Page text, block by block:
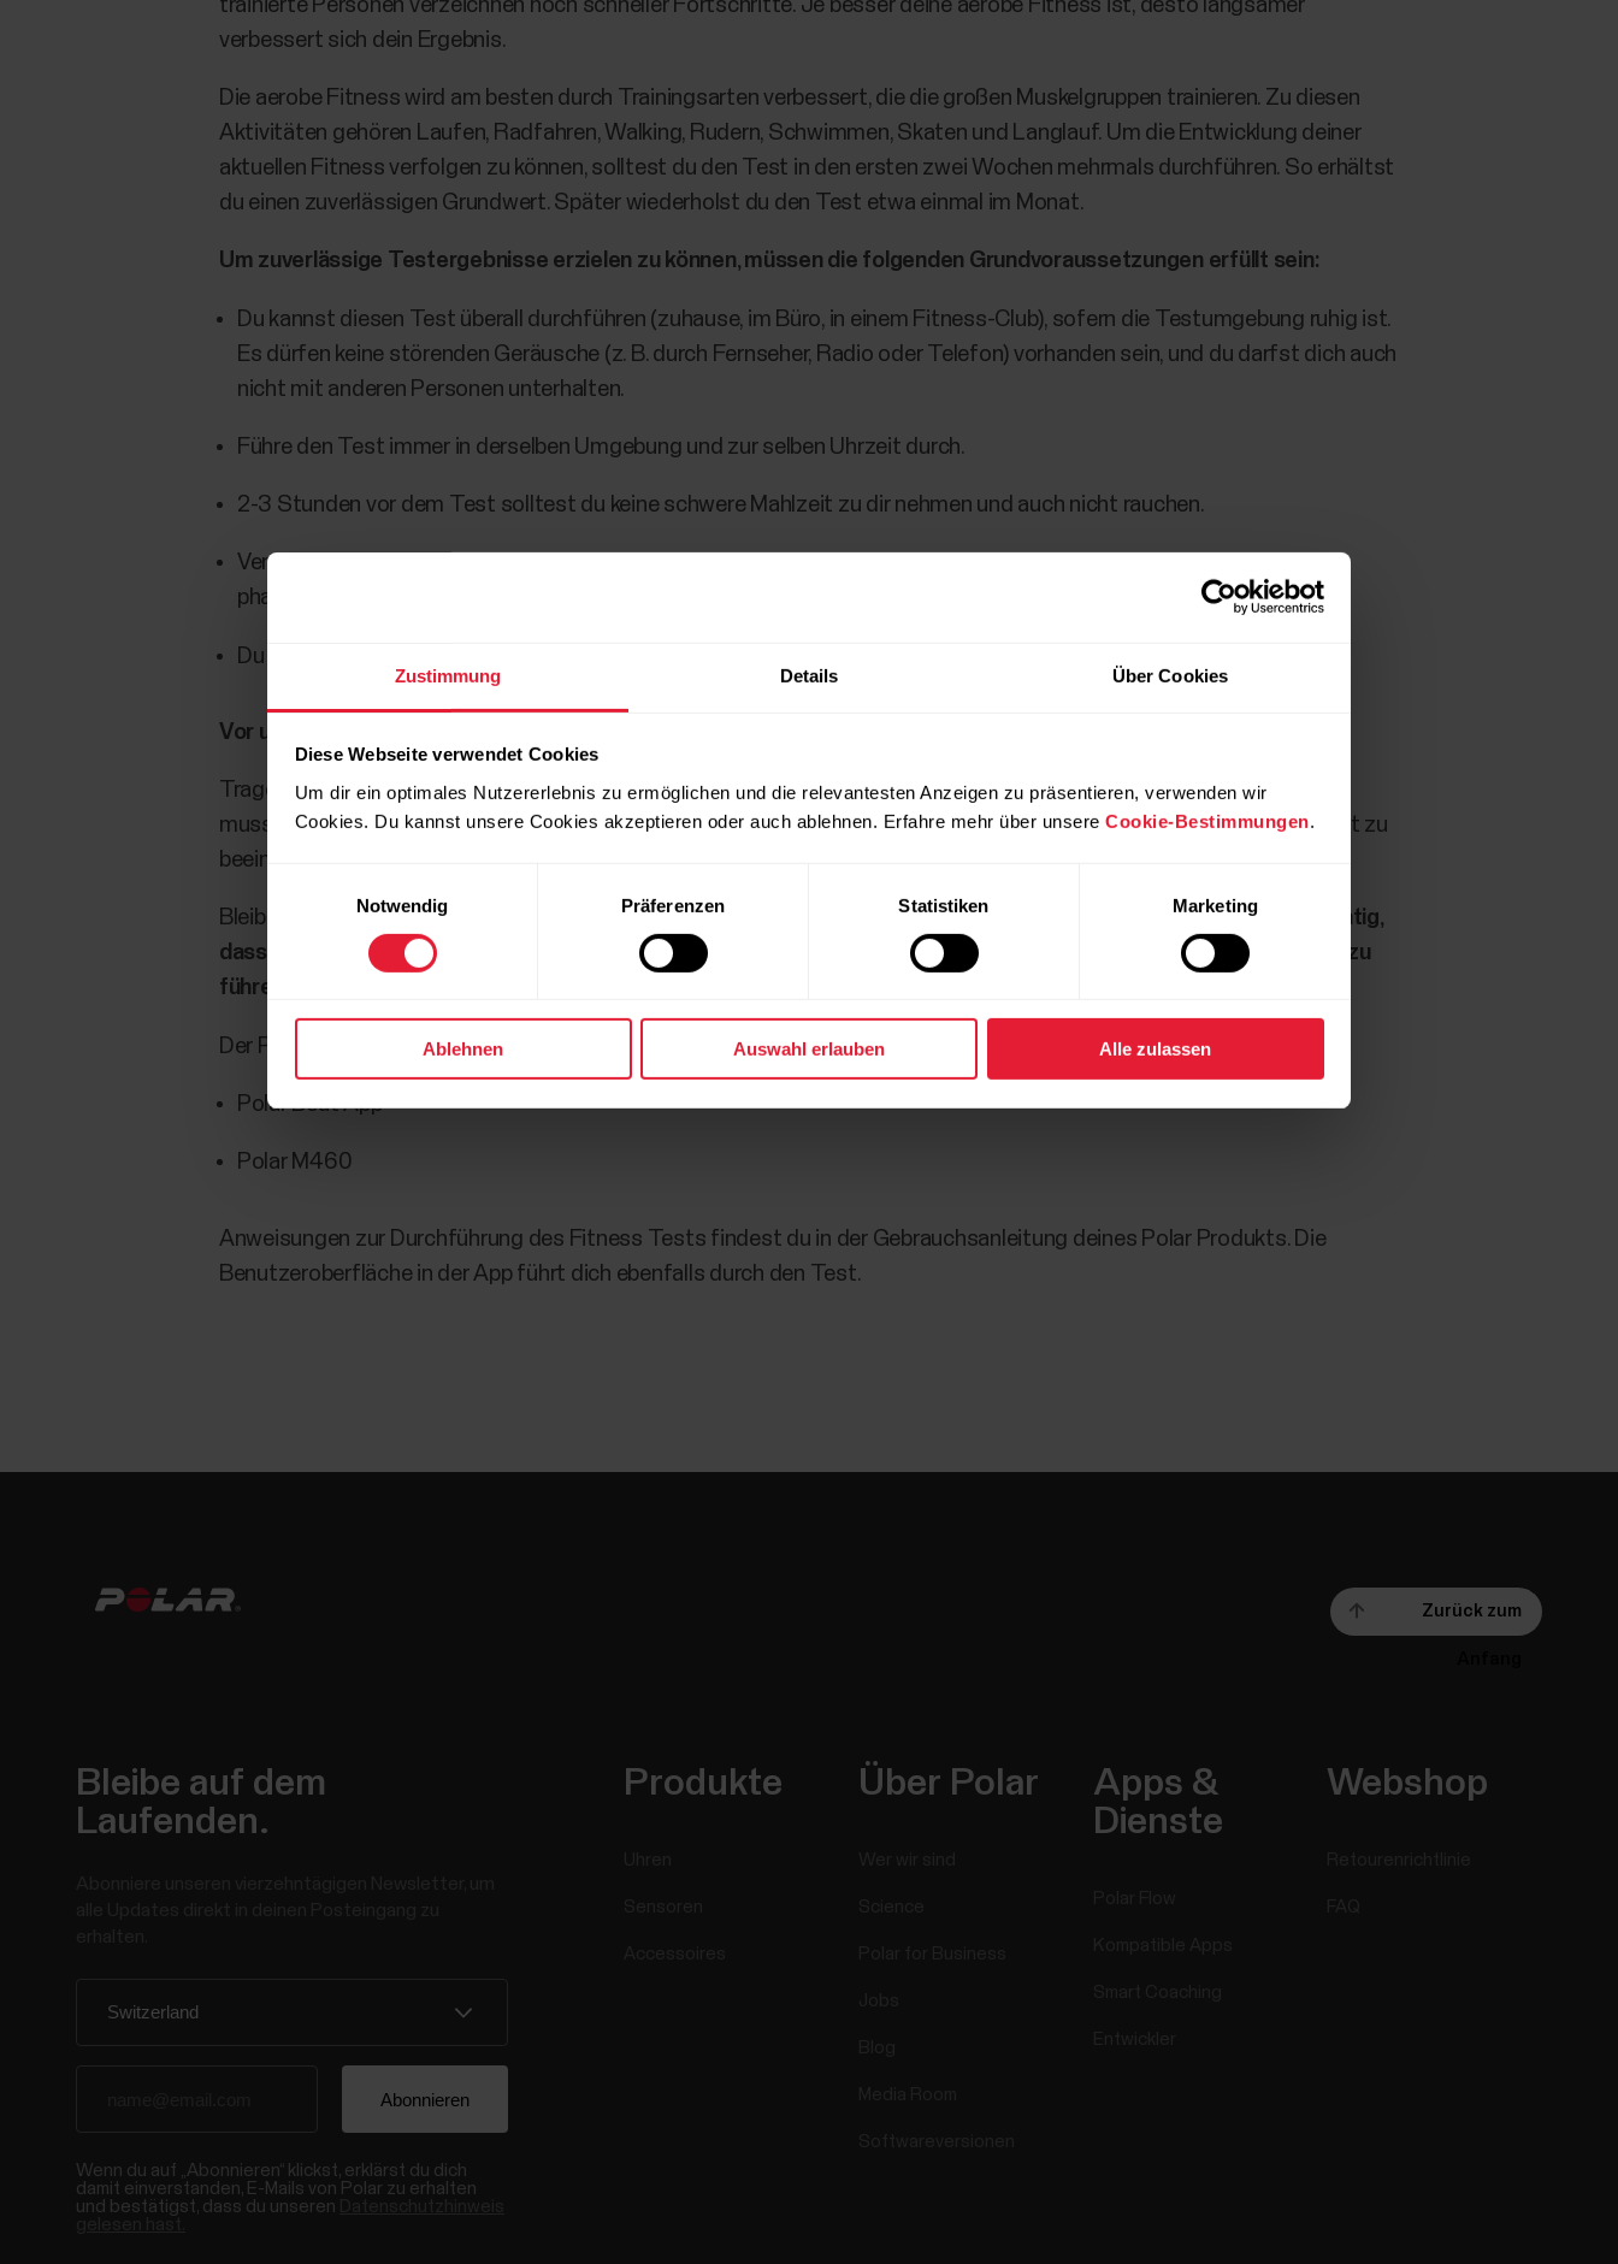
Zustimmung Details Über Cookies
Diese Webseite verwendet Cookies
Um dir ein optimales Nutzererlebnis zu ermöglichen und die relevantesten Anzeigen zu präsentieren, verwenden wir
Cookies. Du kannst unsere Cookies akzeptieren oder auch ablehnen. Erfahre mehr über unsere Cookie-Bestimmungen.
Notwendig
Präferenzen Statistiken Marketing
Ablehnen Auswahl erlauben Alle zulassen
trainierte Personen verzeichnen noch schneller Fortschritte. Je besser deine aerobe Fitness ist, desto langsamer
verbessert sich dein Ergebnis.
Die aerobe Fitness wird am besten durch Trainingsarten verbessert, die die großen Muskelgruppen trainieren. Zu diesen
Aktivitäten gehören Laufen, Radfahren, Walking, Rudern, Schwimmen, Skaten und Langlauf. Um die Entwicklung deiner
aktuellen Fitness verfolgen zu können, solltest du den Test in den ersten zwei Wochen mehrmals durchführen. So erhältst
du einen zuverlässigen Grundwert. Später wiederholst du den Test etwa einmal im Monat.
Um zuverlässige Testergebnisse erzielen zu können, müssen die folgenden Grundvoraussetzungen erfüllt sein:
Du kannst diesen Test überall durchführen (zuhause, im Büro, in einem Fitness-Club), sofern die Testumgebung ruhig ist.
Es dürfen keine störenden Geräusche (z. B. durch Fernseher, Radio oder Telefon) vorhanden sein, und du darfst dich auch
nicht mit anderen Personen unterhalten.
Führe den Test immer in derselben Umgebung und zur selben Uhrzeit durch.
2-3 Stunden vor dem Test solltest du keine schwere Mahlzeit zu dir nehmen und auch nicht rauchen.
Vermeide am Vortag und am Tag des Tests schwere körperliche Aktivitäten, alkoholische Getränke und
pharmazeutische Stimulanzien.
Du solltest entspannt und ruhig sein. Lege dich vor Beginn des Tests hin und entspanne dich 1-3 Minuten lang.
Vor und während des Tests
Trage deinen OH1 eng anliegend an deinem Unter- oder Oberarm. Der optische Herzfrequenz-Sensor am OH1 Sensor
muss konstant in Kontakt mit der Haut sein. Das Armband darf jedoch nicht zu fest sitzen, um die Blutzirkulation nicht zu
beeinträchtigen.
Bleibe entspannt, bewege dich möglichst wenig und vermeide es, mit anderen Personen zu kommunizieren.Es ist wichtig,
dass du dich während des Tests so wenig wie bewegst, da auch kleine Bewegungen den Test beeinflussen und dazu
führen können, dass er fehlschlägt.
Der Polar Fitness Test kann mit dem OH1 mithilfe der folgenden Polar Geräte/Apps durchgeführt werden:
Polar Beat App
Polar M460
Anweisungen zur Durchführung des Fitness Tests findest du in der Gebrauchsanleitung deines Polar Produkts. Die
Benutzeroberfläche in der App führt dich ebenfalls durch den Test.
Zurück zum
Bleibe auf dem
Laufenden.
Wenn du auf „Abonnieren“ klickst, erklärst du dich
damit einverstanden, E-Mails von Polar zu erhalten
und bestätigst, dass du unseren
Produkte Über Polar
Apps &
Dienste
Webshop